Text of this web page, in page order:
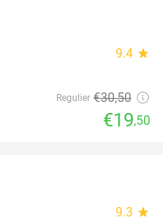
9.4 star
Regulier €30,50
€19,50
9.3 star